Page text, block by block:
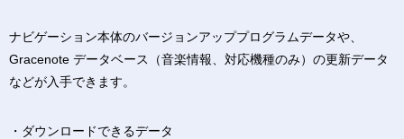
ナビゲーション本体のバージョンアッププログラムデータや、
Gracenote データベース（音楽情報、対応機種のみ）の更新データ
などが入手できます。
・ダウンロードできるデータ